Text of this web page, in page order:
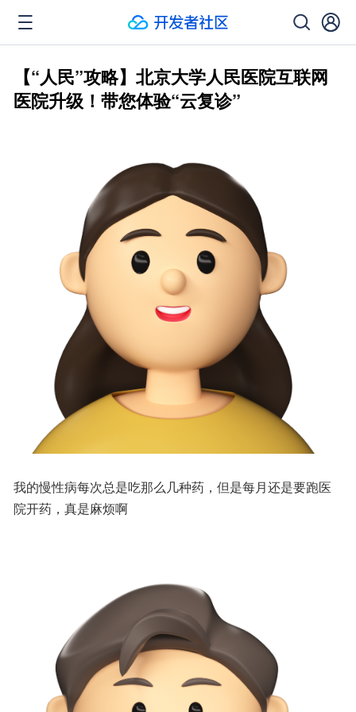
【“人民”攻略】北京大学人民医院互联网
医院升级！带您体验“云复诊”
我的慢性病每次总是吃那么几种药，但是每月还是要跑医
院开药，真是麻烦啊